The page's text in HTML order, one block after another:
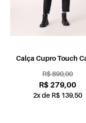
Calça Cupro Touch
R$ 890,00
R$ 279,00
2x de R$ 139,50